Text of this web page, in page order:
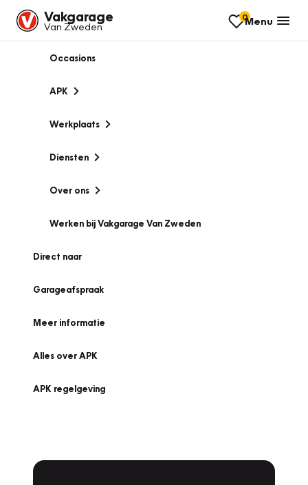
Vakgarage
Van Zweden
0Menu
Occasions
APK
Werkplaats
Diensten
Over ons
Werken bij Vakgarage Van Zweden
Direct naar
Garageafspraak
Meer informatie
Alles over APK
APK regelgeving